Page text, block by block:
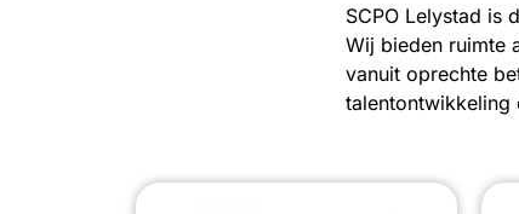
SCPO Lelystad is
Wij bieden ruimte
vanuit oprechte
talentontwikkeling